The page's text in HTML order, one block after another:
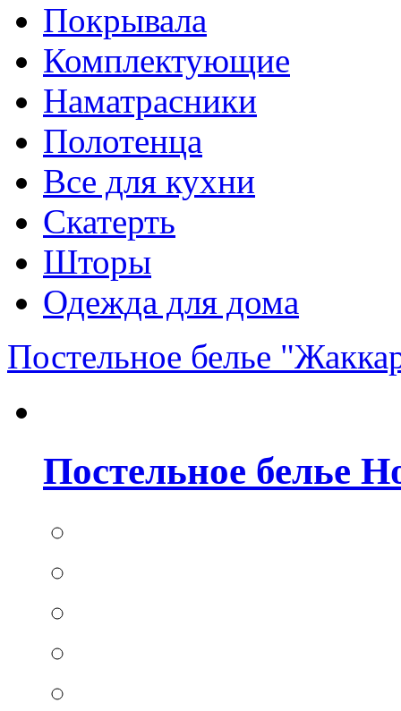
Покрывала
Комплектующие
Наматрасники
Полотенца
Все для кухни
Скатерть
Шторы
Одежда для дома
Постельное белье
Постельное белье